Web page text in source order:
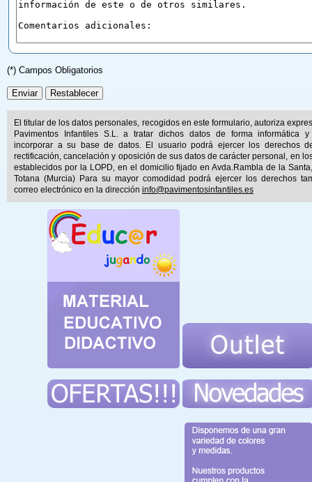
(*) Campos Obligatorios
El titular de los datos personales, recogidos en este formulario, autoriza
Pavimentos Infantiles S.L. a tratar dichos datos de forma informática y
incorporar a su base de datos. El usuario podrá ejercer los derechos
rectificación, cancelación y oposición de sus datos de carácter personal, en
establecidos por la LOPD, en el domicilio fijado en Avda.Rambla de la
Totana (Murcia) Para su mayor comodidad podrá ejercer los derechos
correo electrónico en la dirección info@pavimentosinfantiles.es